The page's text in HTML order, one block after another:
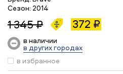
Сезон: 2014
1 345 ₽ 372 ₽
в наличии
в других городах
в избранное